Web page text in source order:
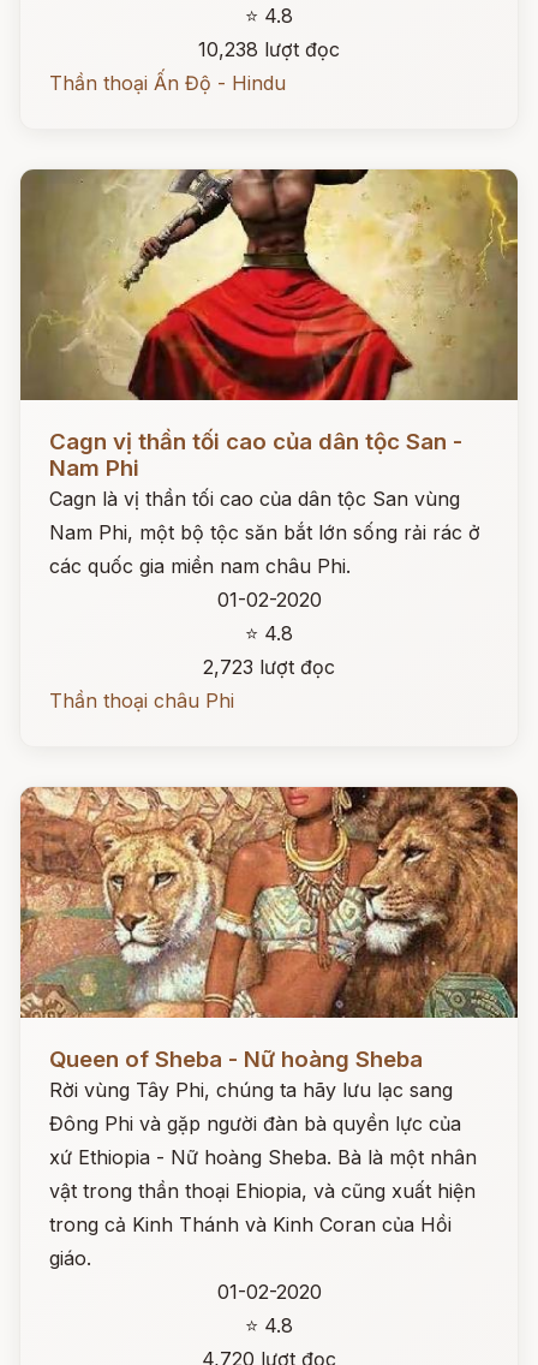
⭐ 4.8
10,238 lượt đọc
Thần thoại Ấn Độ - Hindu
Cagn vị thần tối cao của dân tộc San -
Nam Phi
Cagn là vị thần tối cao của dân tộc San vùng
Nam Phi, một bộ tộc săn bắt lớn sống rải rác ở
các quốc gia miền nam châu Phi.
01-02-2020
⭐ 4.8
2,723 lượt đọc
Thần thoại châu Phi
Queen of Sheba - Nữ hoàng Sheba
Rời vùng Tây Phi, chúng ta hãy lưu lạc sang
Đông Phi và gặp người đàn bà quyền lực của
xứ Ethiopia - Nữ hoàng Sheba. Bà là một nhân
vật trong thần thoại Ehiopia, và cũng xuất hiện
trong cả Kinh Thánh và Kinh Coran của Hồi
giáo.
01-02-2020
⭐ 4.8
4,720 lượt đọc